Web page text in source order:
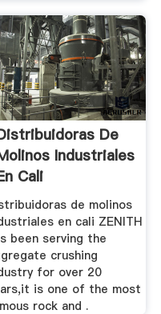
De
Industriales
Cali
de molinos
en cali ZENITH
been serving the
crushing
for over 20
is one of the most
rock and .